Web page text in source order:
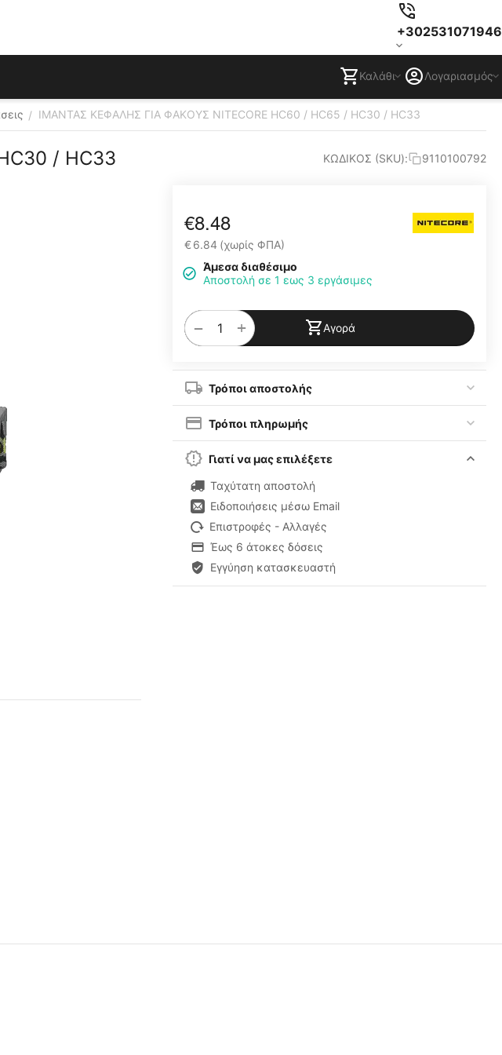
+302531071946
Καλάθι Λογαριασμός
/ ΙΜΑΝΤΑΣ ΚΕΦΑΛΗΣ ΓΙΑ ΦΑΚΟΥΣ NITECORE HC60 / HC65 / HC30 / HC33
/ HC33 ΚΩΔΙΚΟΣ (SKU): 9110100792
€8.48
€6.84 (χωρίς ΦΠΑ)
Άμεσα διαθέσιμο
Αποστολή σε 1 εως 3 εργάσιμες
+
− Αγορά
Τρόποι αποστολής
Τρόποι πληρωμής
Γιατί να μας επιλέξετε
Ταχύτατη αποστολή
Ειδοποιήσεις μέσω Email
Επιστροφές - Αλλαγές
Έως 6 άτοκες δόσεις
Εγγύηση κατασκευαστή